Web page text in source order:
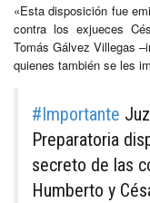
«Esta disposición fue
contra los exjueces
Tomás Gálvez Villegas
quienes también se les
#Importante
Preparatoria
secreto de las
Humberto y